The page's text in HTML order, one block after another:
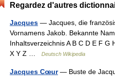
Regardez d'autres
Jacques — Jacques, die
Vornamens Jakob. Bekannte
Inhaltsverzeichnis A B C D E F G
X Y Z …
Deutsch Wikipedia
Jacques Cœur— Buste de